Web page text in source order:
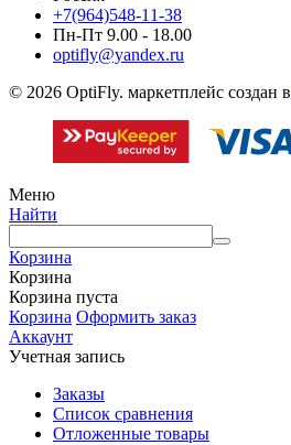
+7(964)548-11-38
Пн-Пт 9.00 - 18.00
optifly@yandex.ru
© 2026 OptiFly. маркетплейс создан в
Меню
Найти
Корзина
Корзина
Корзина пуста
Корзина Оформить заказ
Аккаунт
Учетная запись
Заказы
Список сравнения
Отложенные товары